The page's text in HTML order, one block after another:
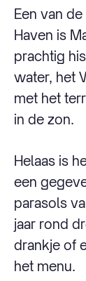
Een van
Haven is
prachtig
water, het
met het
in de zon.
Helaas is
een
parasols
jaar rond
drankje of
het menu.